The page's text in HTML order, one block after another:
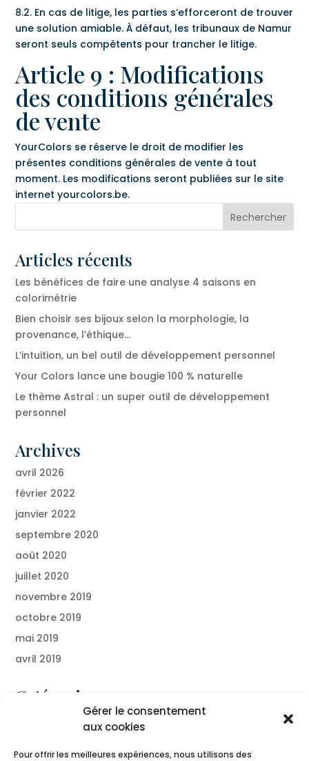
Gérer le consentement
aux cookies
Pour offrir les meilleures expériences, nous utilisons des
8.2. En cas de litige, les parties s’efforceront de trouver
une solution amiable. À défaut, les tribunaux de Namur
seront seuls compétents pour trancher le litige.
Article 9 : Modifications
des conditions générales
de vente
YourColors se réserve le droit de modifier les
présentes conditions générales de vente à tout
moment. Les modifications seront publiées sur le site
internet yourcolors.be.
Articles récents
Les bénéfices de faire une analyse 4 saisons en
colorimétrie
Bien choisir ses bijoux selon la morphologie, la
provenance, l’éthique…
L’intuition, un bel outil de développement personnel
Your Colors lance une bougie 100 % naturelle
Le thème Astral : un super outil de développement
personnel
Archives
avril 2026
février 2022
janvier 2022
septembre 2020
août 2020
juillet 2020
novembre 2019
octobre 2019
mai 2019
avril 2019
Catégories